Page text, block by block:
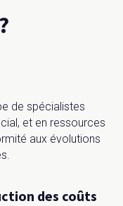
de spécialistes
et en ressources
aux évolutions
des coûts